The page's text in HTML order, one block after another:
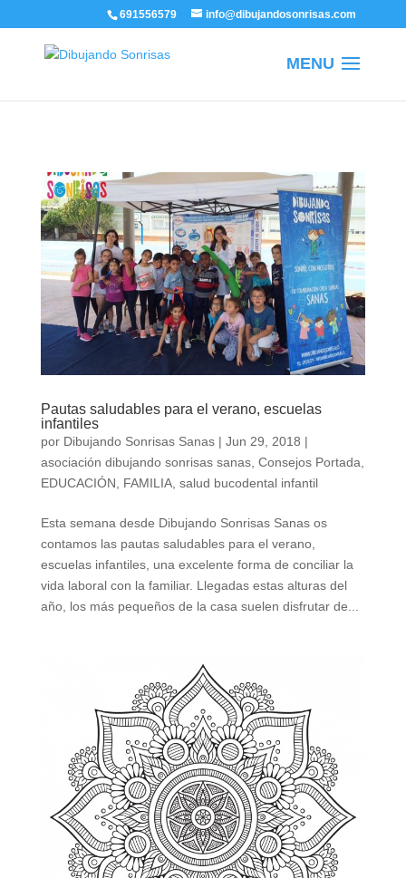
691556579 info@dibujandosonrisas.com
Pautas saludables para el verano, escuelas
infantiles
por Dibujando Sonrisas Sanas| Jun 29, 2018 |
asociación dibujando sonrisas sanas, Consejos Portada
EDUCACIÓN
FAMILIA, salud bucodental infantil
Esta semana desde Dibujando Sonrisas Sanas os
contamos las pautas saludables para el verano,
escuelas infantiles, una excelente forma de conciliar la
vida laboral con la familiar. Llegadas estas alturas del
año, los más pequeños de la casa suelen disfrutar de...